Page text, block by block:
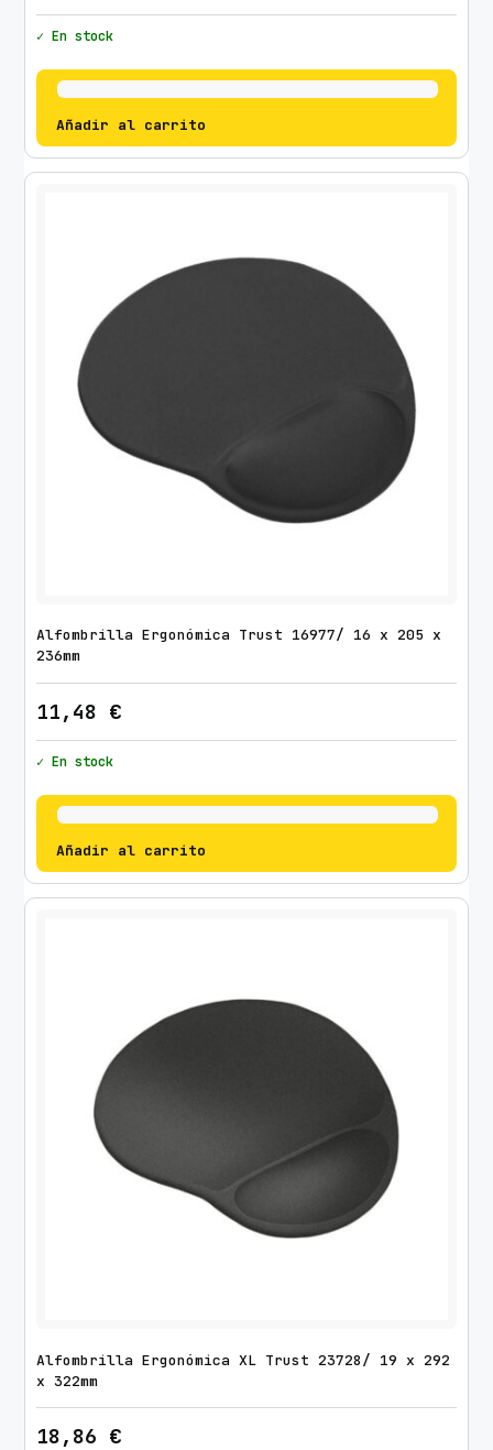
✓ En stock
Añadir al carrito
Alfombrilla Ergonómica Trust 16977/ 16 x 205 x
236mm
11,48 €
✓ En stock
Añadir al carrito
Alfombrilla Ergonómica XL Trust 23728/ 19 x 292
x 322mm
18,86 €